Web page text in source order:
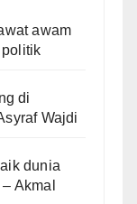
awam
di
Wajdi
dunia
Akmal